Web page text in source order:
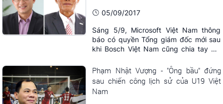
05/09/2017
Sáng 5/9, Microsoft Việt Nam thông
báo có quyền Tổng giám đốc mới sau
khi Bosch Việt Nam cũng chia tay với
Phạm Nhật Vượng - "Ông bầu" đứng
sau chiến công lịch sử của U19 Việt
Nam